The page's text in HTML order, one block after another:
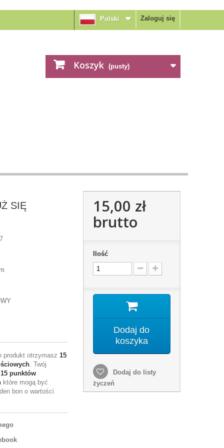
Zaloguj się
Polski
Koszyk (pusty)
SIĘ
produkt otrzymasz 15
. Twój
15 punktów
które mogą być
bon o wartości
15,00 zł
brutto
Ilość
Dodaj do
koszyka
Dodaj do listy
życzeń